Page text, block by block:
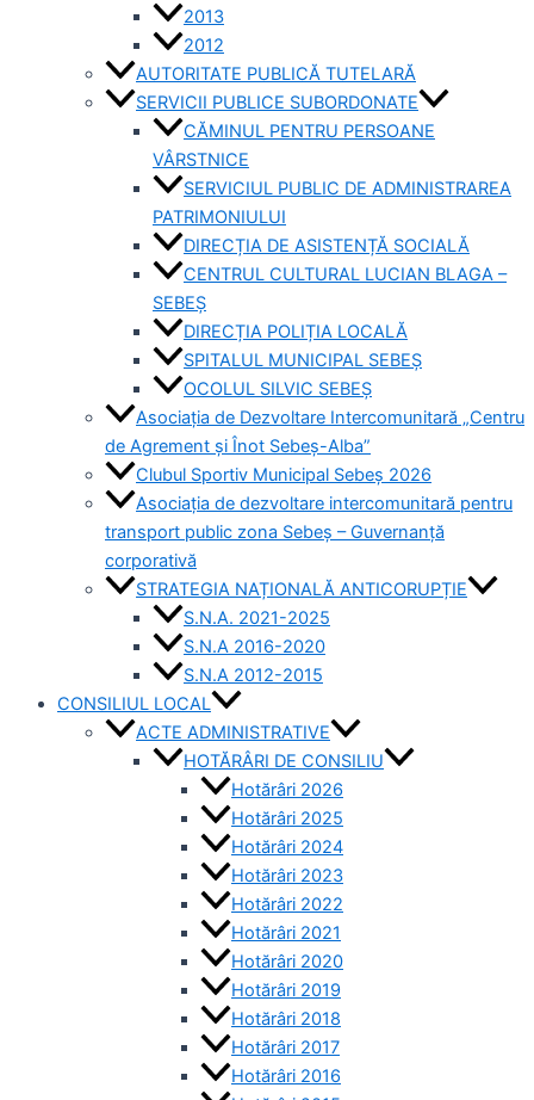
2013
2012
AUTORITATE PUBLICĂ TUTELARĂ
SERVICII PUBLICE SUBORDONATE
CĂMINUL PENTRU PERSOANE
VÂRSTNICE
SERVICIUL PUBLIC DE ADMINISTRAREA
PATRIMONIULUI
DIRECȚIA DE ASISTENȚĂ SOCIALĂ
CENTRUL CULTURAL LUCIAN BLAGA –
SEBEȘ
DIRECȚIA POLIȚIA LOCALĂ
SPITALUL MUNICIPAL SEBEȘ
OCOLUL SILVIC SEBEȘ
Asociația de Dezvoltare Intercomunitară „Centru
de Agrement și Înot Sebeș-Alba”
Clubul Sportiv Municipal Sebeș 2026
Asociația de dezvoltare intercomunitară pentru
transport public zona Sebeș – Guvernanță
corporativă
STRATEGIA NAȚIONALĂ ANTICORUPȚIE
S.N.A. 2021-2025
S.N.A 2016-2020
S.N.A 2012-2015
CONSILIUL LOCAL
ACTE ADMINISTRATIVE
HOTĂRÂRI DE CONSILIU
Hotărâri 2026
Hotărâri 2025
Hotărâri 2024
Hotărâri 2023
Hotărâri 2022
Hotărâri 2021
Hotărâri 2020
Hotărâri 2019
Hotărâri 2018
Hotărâri 2017
Hotărâri 2016